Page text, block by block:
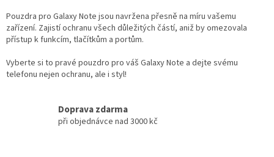
Pouzdra pro Galaxy Note jsou navržena přesně na míru vašemu
zařízení. Zajistí ochranu všech důležitých částí, aniž by omezovala
přístup k funkcím, tlačítkům a portům.
Vyberte si to pravé pouzdro pro váš Galaxy Note a dejte svému
telefonu nejen ochranu, ale i styl!
Doprava zdarma
při objednávce nad 3000 kč